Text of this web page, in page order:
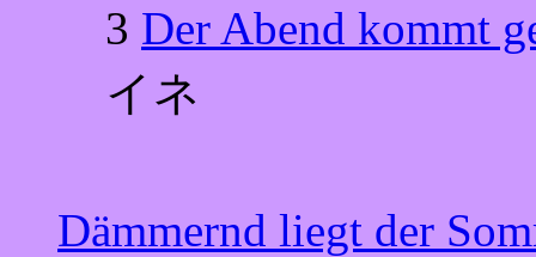
3 Der Abend kommt
イネ
Dämmernd liegt der